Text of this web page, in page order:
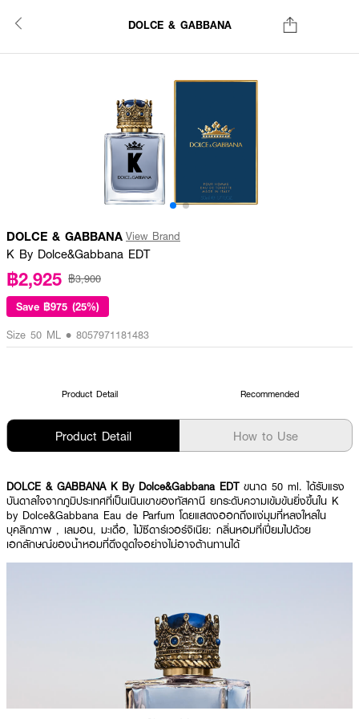
DOLCE & GABBANA
DOLCE & GABBANA View Brand
K By Dolce&Gabbana EDT
฿2,925 ฿3,900
Save ฿975 (25%)
Size 50 ML • 8057971181483
Product Detail Recommended
Product Detail How to Use
DOLCE & GABBANA K By Dolce&Gabbana EDTขนาด 50 ml. ได้รับแรง
บันดาลใจจากภูมิประเทศที่เป็นเนินเขาของทัสคานี ยกระดับความเข้มข้นยิ่งขึ้นใน K
by Dolce&Gabbana Eau de Parfum โดยแสดงออกถึงแง่มุมที่หลงใหลใน
บุคลิกภาพ , เลมอน, มะเดื่อ, ไม้ซีดาร์เวอร์จิเนีย: กลิ่นหอมที่เปี่ยมไปด้วย
เอกลักษณ์ของน้ำหอมที่ดึงดูดใจอย่างไม่อาจต้านทานได้